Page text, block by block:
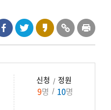
신청
9명
정원
10명